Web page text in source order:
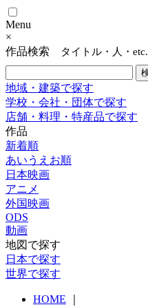
Menu
×
作品検索
タイトル・人・etc.
地域・建築で探す
学校・会社・団体で探す
店舗・料理・特産品で探す
作品
新着順
あいうえお順
日本映画
アニメ
外国映画
ODS
動画
地図で探す
日本で探す
世界で探す
HOME